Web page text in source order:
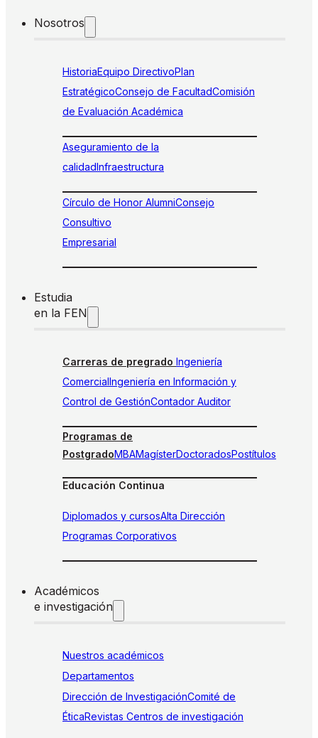
Nosotros
HistoriaEquipo DirectivoPlan
EstratégicoConsejo de FacultadComisión
de Evaluación Académica
Aseguramiento de la
calidadInfraestructura
Círculo de Honor AlumniConsejo
Consultivo
Empresarial
Estudia
en la FEN
Carreras de pregrado Ingeniería
ComercialIngeniería en Información y
Control de GestiónContador Auditor
Programas de
PostgradoMBAMagísterDoctoradosPostítulos
Educación Continua
Diplomados y cursosAlta Dirección
Programas Corporativos
Académicos
e investigación
Nuestros académicos
Departamentos
Dirección de InvestigaciónComité de
ÉticaRevistas Centros de investigación